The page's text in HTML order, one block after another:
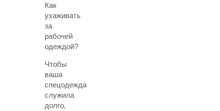
Как
ухаживать
за
рабочей
одеждой?
Чтобы
ваша
спецодежда
служила
долго,